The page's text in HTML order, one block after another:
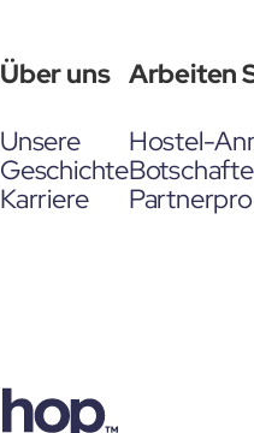
Über uns
Unsere
Geschichte
Karriere
Arbeiten
Hostel-